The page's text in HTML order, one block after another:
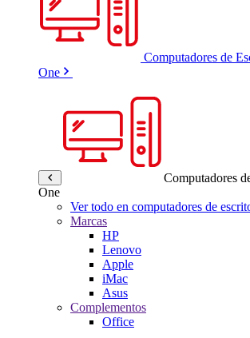
Computadores de
One
Computadores
One
Ver todo en computadores de
Marcas
HP
Lenovo
Apple
iMac
Asus
Complementos
Office